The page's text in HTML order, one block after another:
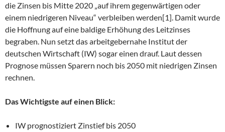
die Zinsen bis Mitte 2020 „auf ihrem gegenwärtigen oder
einem niedrigeren Niveau“ verbleiben werden[1]. Damit wurde
die Hoffnung auf eine baldige Erhöhung des Leitzinses
begraben. Nun setzt das arbeitgebernahe Institut der
deutschen Wirtschaft (IW) sogar einen drauf. Laut dessen
Prognose müssen Sparern noch bis 2050 mit niedrigen Zinsen
rechnen.
Das Wichtigste auf einen Blick:
IW prognostiziert Zinstief bis 2050